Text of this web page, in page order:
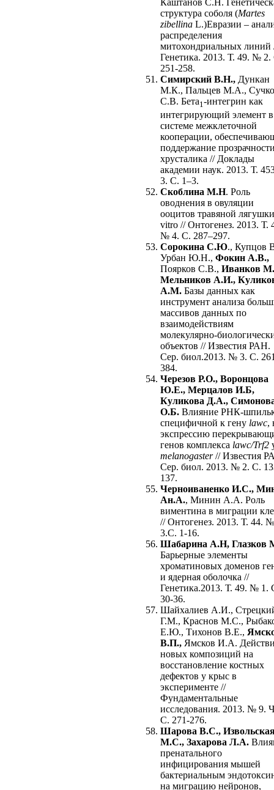
Каштанов С.Н.
структура соболя (Martes
zibellina L.)Евразии –
распределения
митохондриальных линий
Генетика. 2013. Т. 49. №
251-258.
Симирский В.Н., Дункан
М.К., Пальцев М.А.,
С.В. Бета1-интегрин как
интегрирующий элемент в
системе межклеточной
кооперации,
поддержание
хрусталика // Доклады
академии наук. 2013. Т.
3. С. 1–3.
Скоблина М.Н. Роль
оводнения в овуляции
ооцитов травяной
vitro // Онтогенез. 2013. Т.
№ 4. С. 287–297.
Сорокина С.Ю., Купцов
Урбан Ю.Н., Фокин А.В.,
Поярков С.В., Иванков
Мельников А.И.,
А.М. Базы данных как
инструмент анализа
массивов данных по
взаимодействиям
молекулярно-
объектов // Известия РАН.
Сер. биол.2013. № 3. С.
384.
Черезов Р.О., Воронцова
Ю.Е., Мерцалов И.Б,
Куликова Д.А.,
О.Б. Влияние РНК-
специфичной к гену lawc,
экспрессию
генов комплекса lawc/Trf2
melanogaster// Известия
Сер. биол. 2013. № 2. С.
137.
Черноиваненко И.С.,
Ан.А., Минин А.А. Роль
виментина в миграции
// Онтогенез. 2013. Т. 44. №
3.С. 1-16.
Шабарина А.Н, Глазков
Барьерные элементы
хроматиновых доменов
и ядерная оболочка //
Генетика.2013. Т. 49. № 1.
30-36.
Шайхалиев А.И.,
Г.М., Краснов М.С.,
Е.Ю., Тихонов В.Е.,
В.П., Ямсков И.А.
новых композиций на
восстановление костных
дефектов у крыс в
эксперименте //
Фундаментальные
исследования. 2013. № 9.
С. 271-276.
Шарова В.С.,
М.С., Захарова Л.А.
пренатального
инфицирования мышей
бактериальным
на миграцию нейронов,